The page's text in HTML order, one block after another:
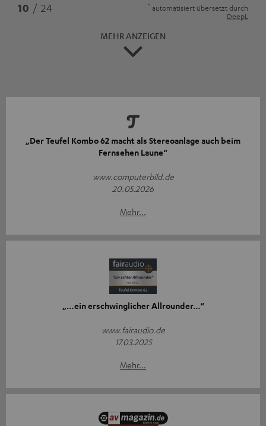
10 / 24 * automatisiert übersetzt durch
DeepL
MEHR ANZEIGEN
„Der Teufel Kombo 62 macht als Stereoanlage auch beim
Fernsehen Laune“
www.computerbild.de
20.05.2026
Mehr...
„…ein erschwinglicher Allrounder…“
www.fairaudio.de
17.03.2025
Mehr...